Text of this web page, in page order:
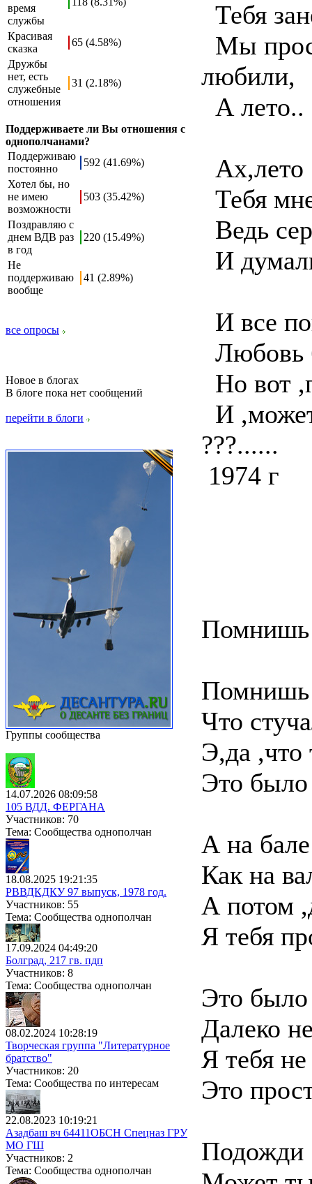
время
службы
Красивая
сказка
65 (4.58%)
Дружбы
нет, есть
служебные
отношения
31 (2.18%)
Поддерживаете ли Вы отношения с
однополчанами?
Поддерживаю
постоянно
592 (41.69%)
Хотел бы, но
не имею
возможности
503 (35.42%)
Поздравляю с
днем ВДВ раз
в год
220 (15.49%)
Не
поддерживаю
вообще
41 (2.89%)
все опросы
Новое в блогах
В блоге пока нет сообщений
перейти в блоги
Группы сообщества
14.07.2026 08:09:58
105 ВДД. ФЕРГАНА
Участников: 70
Тема: Сообщества однополчан
18.08.2025 19:21:35
РВВДКДКУ 97 выпуск, 1978 год.
Участников: 55
Тема: Сообщества однополчан
17.09.2024 04:49:20
Болград, 217 гв. пдп
Участников: 8
Тема: Сообщества однополчан
08.02.2024 10:28:19
Творческая группа "Литературное
братство"
Участников: 20
Тема: Сообщества по интересам
22.08.2023 10:19:21
Азадбаш вч 64411ОБСН Спецназ ГРУ
МО ГШ
Участников: 2
Тема: Сообщества однополчан
Тебя
Мы
любили,
А
Ах,лето
Тебя
Ведь
И
И все
Любовь
Но вот
И
???......
1974 г
Помнишь
Что
Э,да
Это
А на
Как на
А потом
Я тебя
Это
Далеко
Я тебя
Это
Подожди